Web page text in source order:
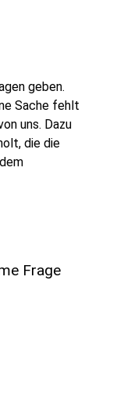
geben.
Sache fehlt
uns. Dazu
die die
Frage